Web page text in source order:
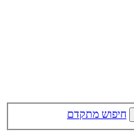
חיפוש מתקדם